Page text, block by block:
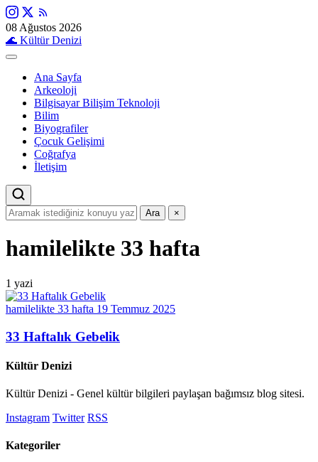
08 Ağustos 2026
🌊 Kültür Denizi
Ana Sayfa
Arkeoloji
Bilgisayar Bilişim Teknoloji
Bilim
Biyografiler
Çocuk Gelişimi
Coğrafya
İletişim
Ara ×
hamilelikte 33 hafta
1 yazi
hamilelikte 33 hafta 19 Temmuz 2025
33 Haftalık Gebelik
Kültür Denizi
Kültür Denizi - Genel kültür bilgileri paylaşan bağımsız blog sitesi.
Instagram Twitter RSS
Kategoriler